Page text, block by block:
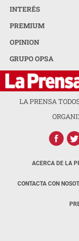
INTERÉS
PREMIUM
OPINION
GRUPO OPSA
LA PRENSA
ACERCA DE LA
CONTACTA CON